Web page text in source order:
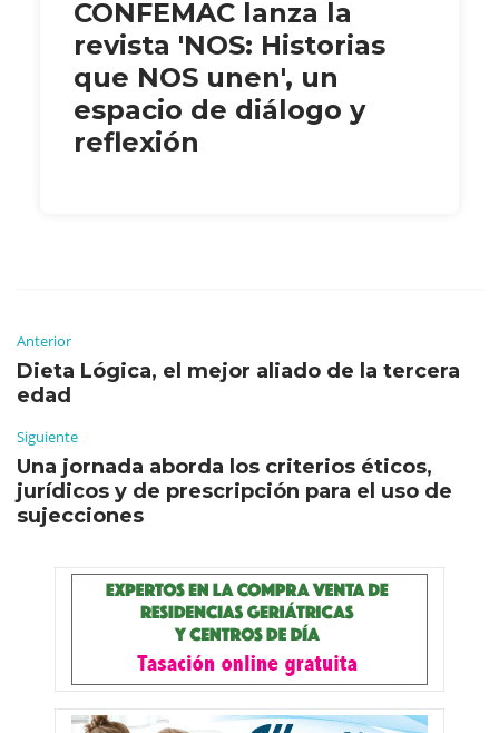
CONFEMAC lanza la
revista 'NOS: Historias
que NOS unen', un
espacio de diálogo y
reflexión
Anterior
Dieta Lógica, el mejor aliado de la tercera
edad
Siguiente
Una jornada aborda los criterios éticos,
jurídicos y de prescripción para el uso de
sujecciones